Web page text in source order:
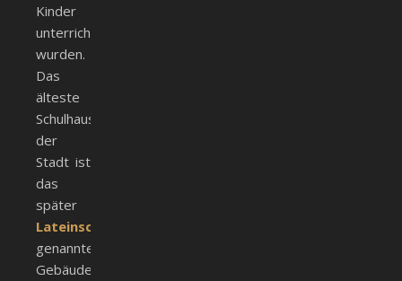
Kinder
unterrichtet
wurden.
Das
älteste
Schulhaus
der
Stadt ist
das
später
Lateinschule
genannte
Gebäude